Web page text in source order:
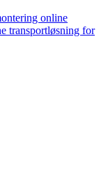
online
transportløsning for